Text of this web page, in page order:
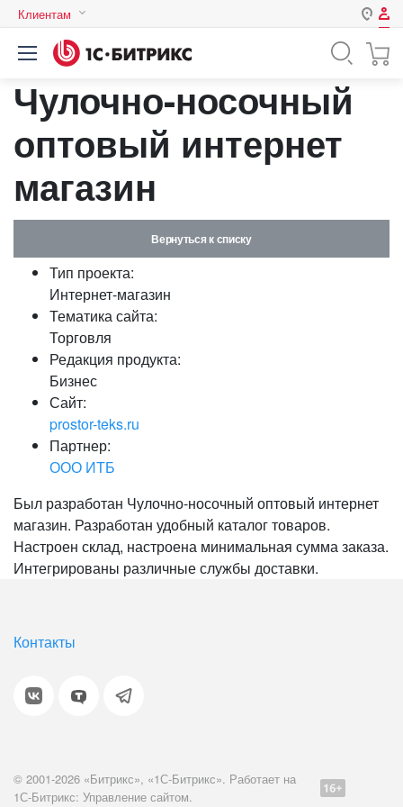
Клиентам
Казахстан
Авторизация
Зарегистрироваться
Логин
Запомнить меня на этом
Забыли свой пароль?
Чулочно-носочный
оптовый интернет
магазин
Вернуться к списку
Тип проекта:
Интернет-магазин
Тематика сайта:
Торговля
Редакция продукта:
Бизнес
Сайт:
prostor-teks.ru
Партнер:
ООО ИТБ
Был разработан Чулочно-носочный оптовый интернет
магазин. Разработан удобный каталог товаров.
Настроен склад, настроена минимальная сумма заказа.
Интегрированы различные службы доставки.
Контакты
© 2001-2026 «Битрикс», «1С-Битрикс». Работает на
1С-Битрикс: Управление сайтом.